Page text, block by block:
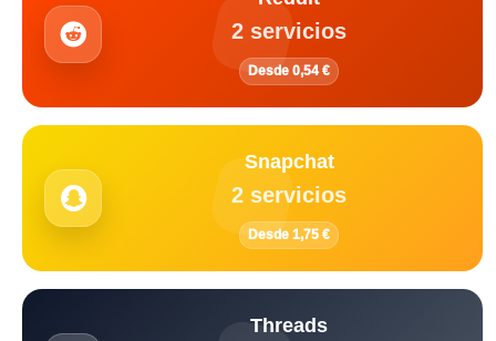
2 servicios
Desde 0,54 €
Snapchat
2 servicios
Desde 1,75 €
Threads